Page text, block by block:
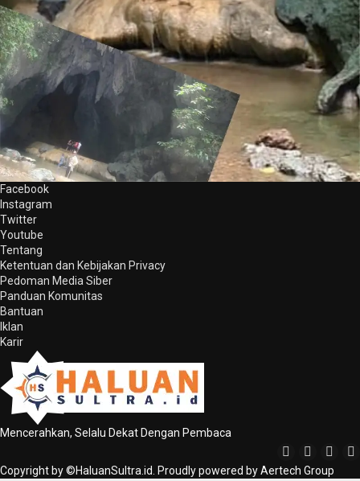
Facebook
Instagram
Twitter
Youtube
Tentang
Ketentuan dan Kebijakan Privacy
Pedoman Media Siber
Panduan Komunitas
Bantuan
Iklan
Karir
Mencerahkan, Selalu Dekat Dengan Pembaca
Copyright by ©HaluanSultra.id. Proudly powered by Aertech Group